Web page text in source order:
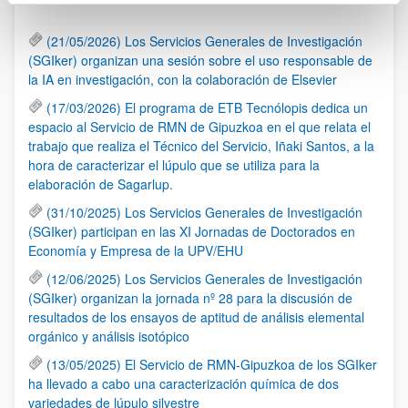
(21/05/2026) Los Servicios Generales de Investigación
(SGIker) organizan una sesión sobre el uso responsable de
la IA en investigación, con la colaboración de Elsevier
(17/03/2026) El programa de ETB Tecnólopis dedica un
espacio al Servicio de RMN de Gipuzkoa en el que relata el
trabajo que realiza el Técnico del Servicio, Iñaki Santos, a la
hora de caracterizar el lúpulo que se utiliza para la
elaboración de Sagarlup.
(31/10/2025) Los Servicios Generales de Investigación
(SGIker) participan en las XI Jornadas de Doctorados en
Economía y Empresa de la UPV/EHU
(12/06/2025) Los Servicios Generales de Investigación
(SGIker) organizan la jornada nº 28 para la discusión de
resultados de los ensayos de aptitud de análisis elemental
orgánico y análisis isotópico
(13/05/2025) El Servicio de RMN-Gipuzkoa de los SGIker
ha llevado a cabo una caracterización química de dos
variedades de lúpulo silvestre